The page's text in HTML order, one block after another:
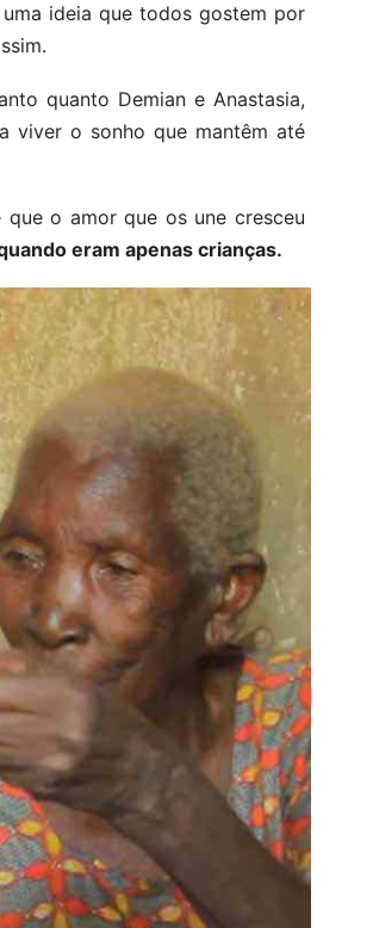
ideia que todos gostem por
quanto Demian e Anastasia,
viver o sonho que mantêm até
o amor que os une cresceu
eram apenas crianças.